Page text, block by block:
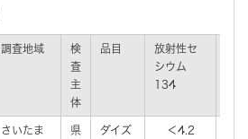
調査地域
検
査
主
体
品目
放射性セ
シウム
134
さいたま
県 ダイズ ＜4.2